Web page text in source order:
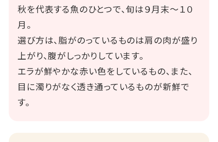
秋を代表する魚のひとつで、旬は９月末～１０
月。
選び方は、脂がのっているものは肩の肉が盛り
上がり、腹がしっかりしています。
エラが鮮やかな赤い色をしているもの、また、
目に濁りがなく透き通っているものが新鮮で
す。